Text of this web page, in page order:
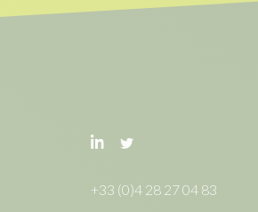
+33 (0)4 28 27 04 83